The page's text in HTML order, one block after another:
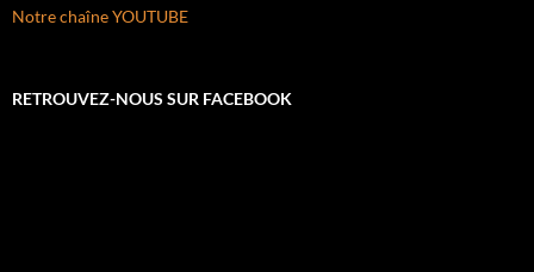
Notre chaîne YOUTUBE
RETROUVEZ-NOUS SUR FACEBOOK